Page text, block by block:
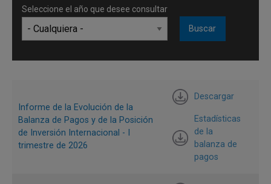
En la cuenta financiera para el primer trimestre de 2025,
se estiman entradas netas de capital por USD 1.835 m
que corresponden a ingresos de capital extranjero (USD
4.765 m), salidas de capital colombiano (USD 2.789 m),
operaciones de derivados financieros (USD 422 m), y al
aumento de las reservas internacionales por concepto de
transacciones de balanza de pagos (USD 564 m) (Gráfico
2).
Gráfico 2. Componentes de la cuenta financiera de la
Seleccione el año que desee consultar
Informe de la Evolución de la
Balanza de Pagos y de la Posición
de Inversión Internacional - I
trimestre de 2026
Descargar
Estadísticas
de la
balanza de
pagos